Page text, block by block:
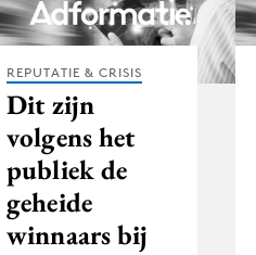
REPUTATIE & CRISIS
Dit zijn
volgens het
publiek de
geheide
winnaars bij